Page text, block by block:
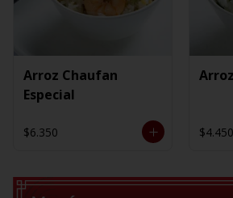
Arroz Chaufan
Especial
$6.350 $4.450